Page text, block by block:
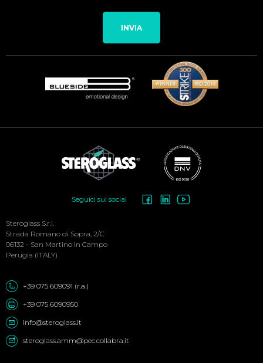
INVIA
Menu
Seguici sui social
Steroglass S.r.l.
Strada Romano di Sopra, 2/C
06132 - San Martino in Campo
Perugia (ITALY)
+39 075 609091 (r.a.)
+39 075 6090950
info@steroglass.it
steroglass.amm@pec.collabra.it